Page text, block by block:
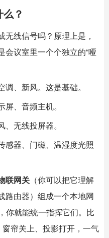
？
线信号吗？原理上是，
会议室里一个个独立的“哑
调、新风。这是基础。
屏、音频主机。
、无线投屏器。
感器、门磁、温湿度光照
联网关 （你可以把它理解
路由器）组成一个本地网
你就能统一指挥它们。比
窗帘关上、投影打开，一气